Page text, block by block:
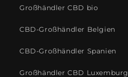
Großhändler CBD bio
CBD-Großhändler Belgien
CBD-Großhändler Spanien
Großhändler CBD Luxemburg